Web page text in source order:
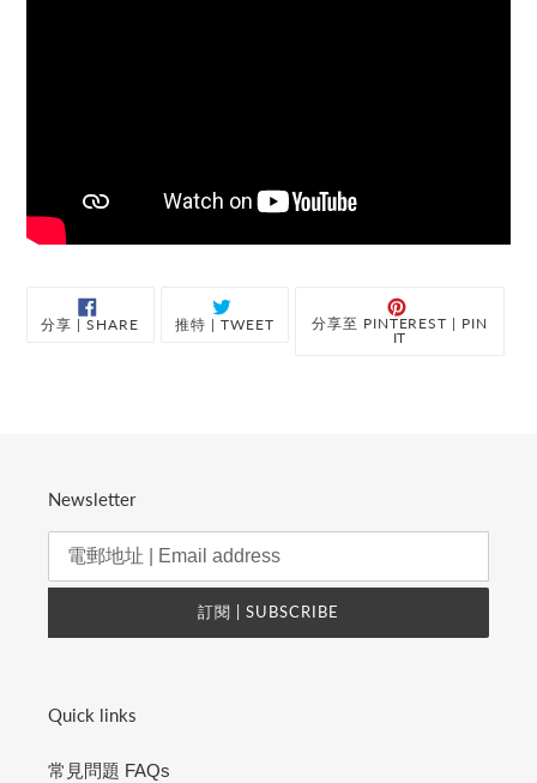
分享 | SHARE 推特 | TWEET分
分享至 PINTEREST | PIN
IT
Newsletter
訂閱 | SUBSCRIBE
Quick links
常見問題 FAQs